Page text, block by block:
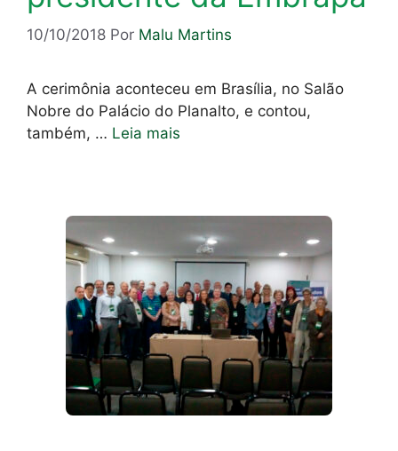
10/10/2018 Por Malu Martins
A cerimônia aconteceu em Brasília, no Salão
Nobre do Palácio do Planalto, e contou,
também, … Leia mais